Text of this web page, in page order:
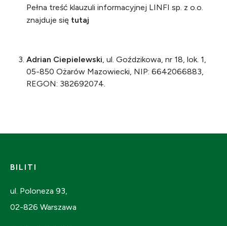
Pełna treść klauzuli informacyjnej LINFI sp. z o.o.
znajduje się tutaj
Adrian Ciepielewski, ul. Goździkowa, nr 18, lok. 1,
05-850 Ożarów Mazowiecki, NIP: 6642066883,
REGON: 382692074.
BILITI
ul. Poloneza 93,
02-826 Warszawa